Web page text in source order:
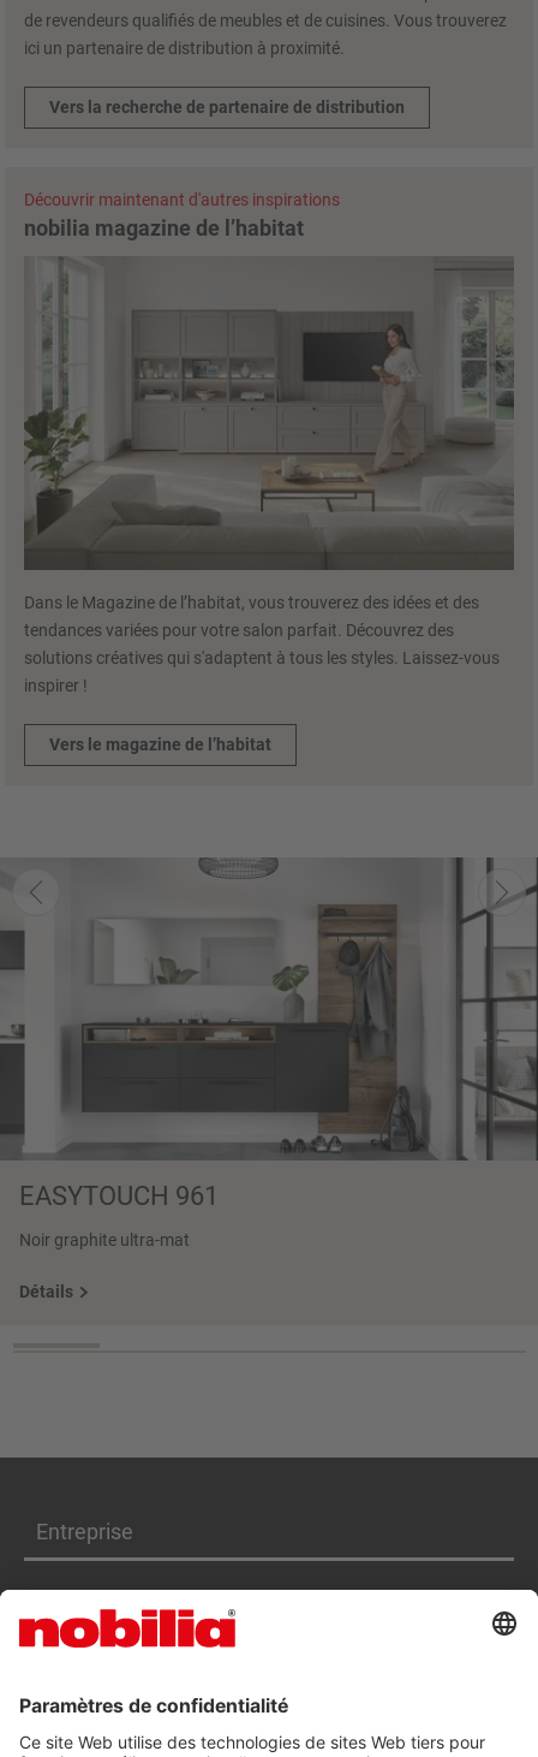
de revendeurs qualifiés de meubles et de cuisines. Vous trouverez
ici un partenaire de distribution à proximité.
Vers la recherche de partenaire de distribution
Découvrir maintenant d'autres inspirations
nobilia magazine de l’habitat
Dans le Magazine de l’habitat, vous trouverez des idées et des
tendances variées pour votre salon parfait. Découvrez des
solutions créatives qui s'adaptent à tous les styles. Laissez-vous
inspirer !
Vers le magazine de l’habitat
EASYTOUCH 961
Noir graphite ultra-mat
Détails
Entreprise
Produits